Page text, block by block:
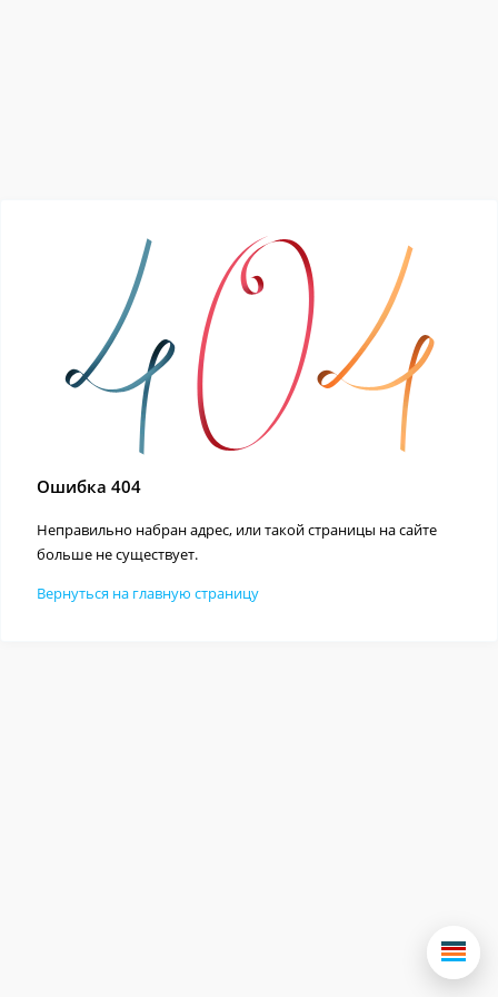
Ошибка 404
Неправильно набран адрес, или такой страницы на сайте
больше не существует.
Вернуться на главную страницу